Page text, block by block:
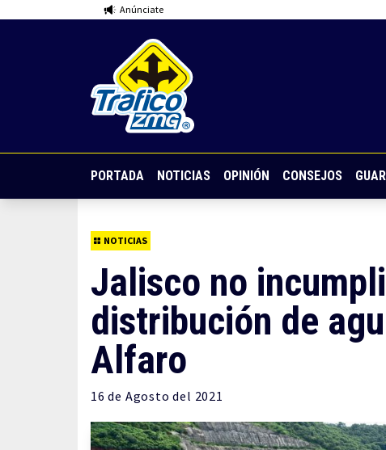
Anúnciate
PORTADA NOTICIAS OPINIÓN CONSEJOS
NOTICIAS
Jalisco no
distribución de
Alfaro
16 de Agosto del 2021